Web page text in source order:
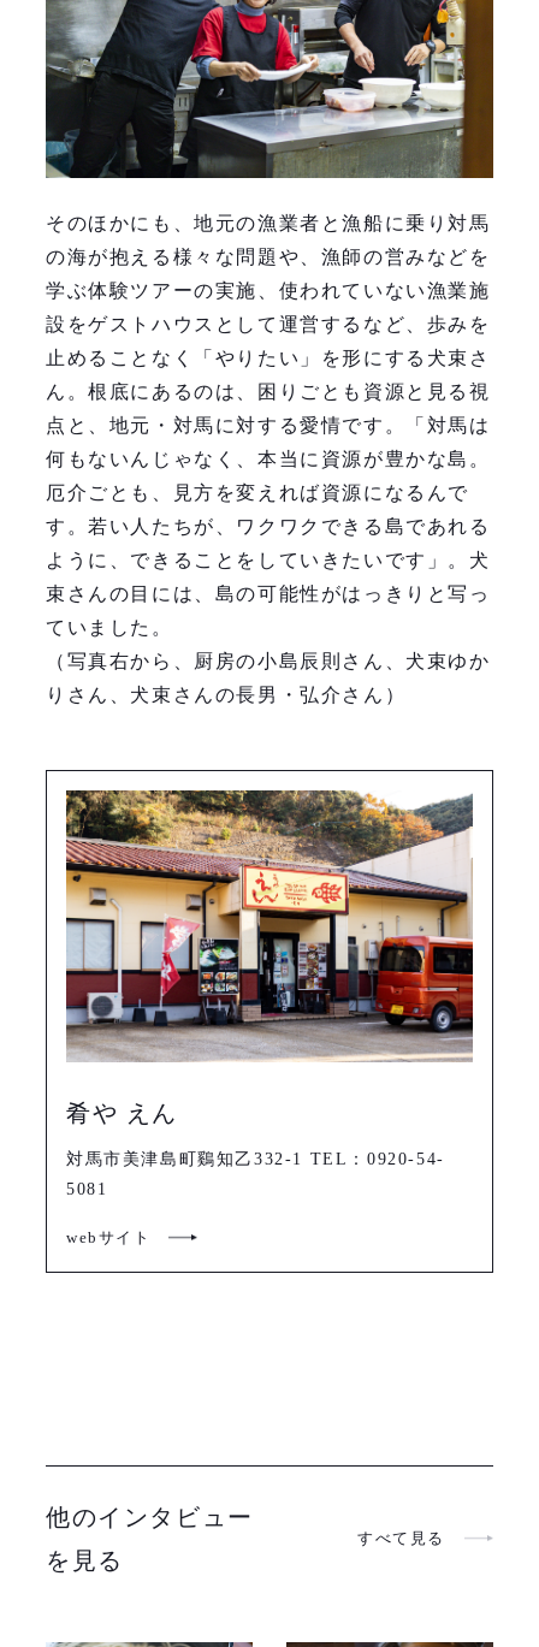
そのほかにも、地元の漁業者と漁船に乗り対馬
の海が抱える様々な問題や、漁師の営みなどを
学ぶ体験ツアーの実施、使われていない漁業施
設をゲストハウスとして運営するなど、歩みを
止めることなく「やりたい」を形にする犬束さ
ん。根底にあるのは、困りごとも資源と見る視
点と、地元・対馬に対する愛情です。「対馬は
何もないんじゃなく、本当に資源が豊かな島。
厄介ごとも、見方を変えれば資源になるんで
す。若い人たちが、ワクワクできる島であれる
ように、できることをしていきたいです」。犬
束さんの目には、島の可能性がはっきりと写っ
ていました。
（写真右から、厨房の小島辰則さん、犬束ゆか
りさん、犬束さんの長男・弘介さん）
肴や えん
対馬市美津島町鷄知乙332-1 TEL：0920-54-
5081
webサイト
他のインタビュー
を見る
すべて見る